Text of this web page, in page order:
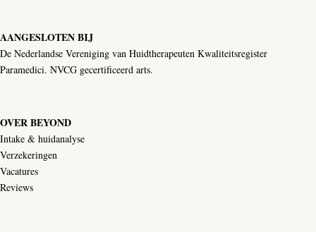
AANGESLOTEN BIJ
De Nederlandse Vereniging van Huidtherapeuten Kwaliteitsregister
Paramedici. NVCG gecertificeerd arts.
OVER BEYOND
Intake & huidanalyse
Verzekeringen
Vacatures
Reviews